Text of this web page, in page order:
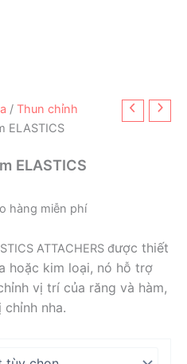
/ Thun chỉnh
ELASTICS
ELASTICS
₫
₫
hàng miễn phí
ATTACHERS được thiết
hoặc kim loại, nó hỗ trợ
vị trí của răng và hàm,
nha.